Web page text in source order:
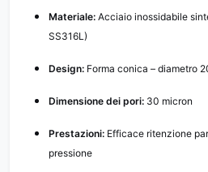
Materiale: Acciaio inossidabile
SS316L)
Design: Forma conica – diametro
Dimensione dei pori: 30 micron
Prestazioni: Efficace ritenzione
pressione